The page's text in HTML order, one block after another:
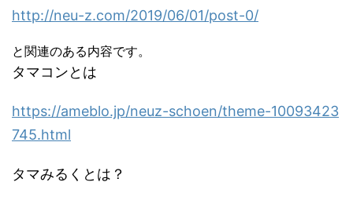
http://neu-z.com/2019/06/01/post-0/
と関連のある内容です。
タマコンとは
https://ameblo.jp/neuz-schoen/theme-10093423
745.html
タマみるくとは？